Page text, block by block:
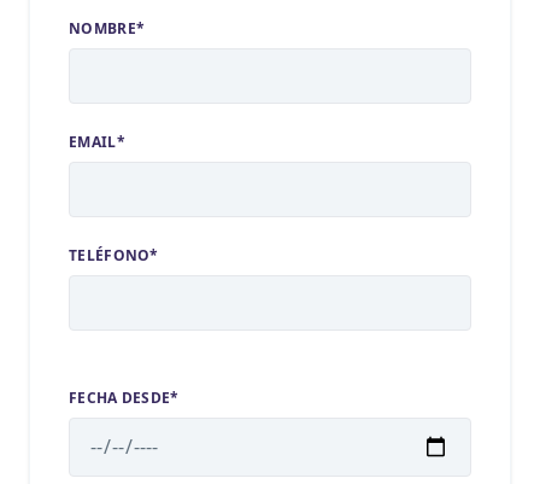
NOMBRE*
EMAIL*
TELÉFONO*
FECHA DESDE*